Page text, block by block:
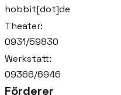
hobbit[dot]de
Theater:
0931/59830
Werkstatt:
09366/6946
Förderer